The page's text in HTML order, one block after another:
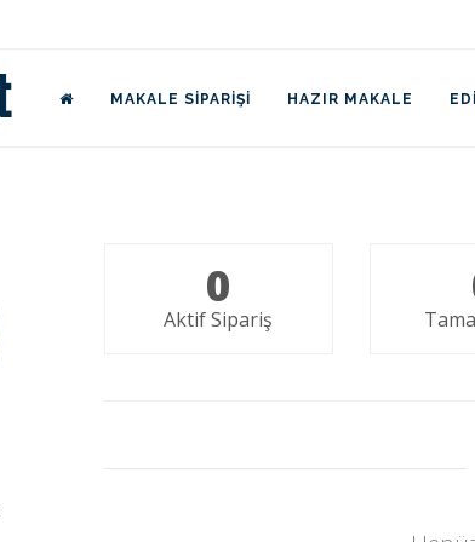
MAKALE SIPARIŞI HAZIR MAKALE
0
Aktif Sipariş